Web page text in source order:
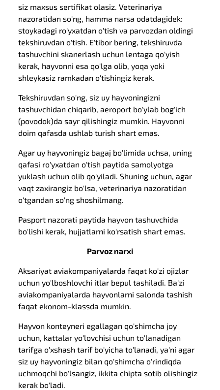
siz maxsus sertifikat olasiz. Veterinariya
nazoratidan so'ng, hamma narsa odatdagidek:
stoykadagi ro'yxatdan o'tish va parvozdan oldingi
tekshiruvdan o'tish. E'tibor bering, tekshiruvda
tashuvchini skanerlash uchun lentaga qo'yish
kerak, hayvonni esa qo'lga olib, yoqa yoki
shleykasiz ramkadan o'tishingiz kerak.
Tekshiruvdan so'ng, siz uy hayvoningizni
tashuvchidan chiqarib, aeroport bo'ylab bog'ich
(povodok)da sayr qilishingiz mumkin. Hayvonni
doim qafasda ushlab turish shart emas.
Agar uy hayvoningiz bagaj bo'limida uchsa, uning
qafasi ro'yxatdan o'tish paytida samolyotga
yuklash uchun olib qo'yiladi. Shuning uchun, agar
vaqt zaxirangiz bo'lsa, veterinariya nazoratidan
o'tgandan so'ng shoshilmang.
Pasport nazorati paytida hayvon tashuvchida
bo'lishi kerak, hujjatlarni ko'rsatish shart emas.
Parvoz narxi
Aksariyat aviakompaniyalarda faqat ko'zi ojizlar
uchun yo'lboshlovchi itlar bepul tashiladi. Ba'zi
aviakompaniyalarda hayvonlarni salonda tashish
faqat ekonom-klassda mumkin.
Hayvon konteyneri egallagan qo'shimcha joy
uchun, kattalar yo'lovchisi uchun to'lanadigan
tarifga o'xshash tarif bo'yicha to'lanadi, ya'ni agar
siz uy hayvoningiz bilan qo'shimcha o'rindiqda
uchmoqchi bo'lsangiz, ikkita chipta sotib olishingiz
kerak bo'ladi.